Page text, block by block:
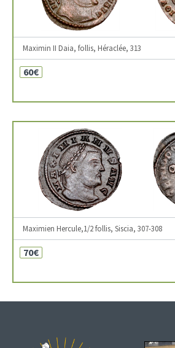
Maximin II Daia, follis, Héraclée, 313
60€
Maximien Hercule,1/2 follis, Siscia, 307-308
70€